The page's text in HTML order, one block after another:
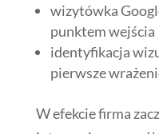
wizytówka
punktem wejścia
identyfikacja
pierwsze
W efekcie firma